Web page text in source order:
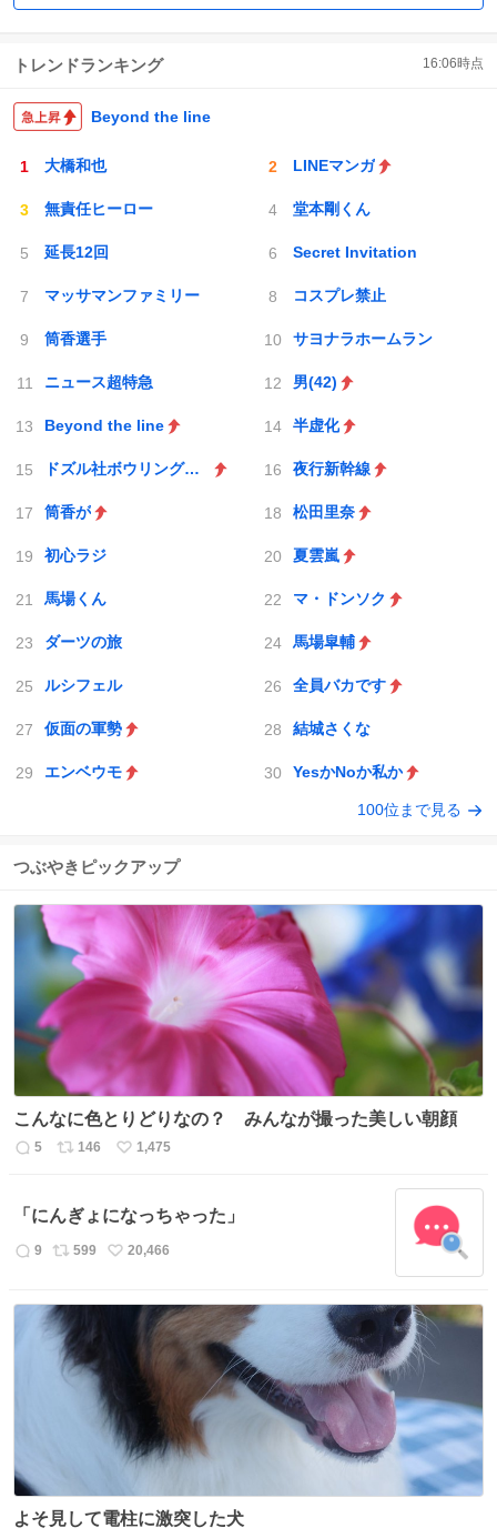
トレンドランキング 16:06時点
Beyond the line
大橋和也 LINEマンガ
無責任ヒーロー 堂本剛くん
延長12回 Secret Invitation
マッサマンファミリー コスプレ禁止
筒香選手 サヨナラホームラン
ニュース超特急 男(42)
Beyond the line 半虚化
ドズル社ボウリングエンドラ討伐 夜行新幹線
筒香が 松田里奈
初心ラジ 夏雲嵐
馬場くん マ・ドンソク
ダーツの旅 馬場皐輔
ルシフェル 全員バカです
仮面の軍勢 結城さくな
エンベウモ YesかNoか私か
100位まで見る
つぶやきピックアップ
こんなに色とりどりなの？ みんなが撮った美しい朝顔
返
数
5
リ
ス
ト
数
146
い
ね
数
1,475
「にんぎょになっちゃった」
返
数
9
リ
ス
ト
数
599
い
ね
20,466
よそ見して電柱に激突した犬